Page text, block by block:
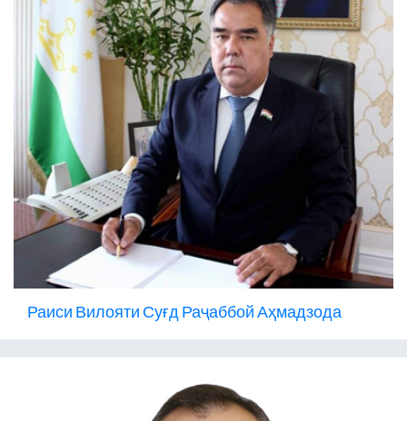
Раиси Вилояти Суғд Раҷаббой Аҳмадзода